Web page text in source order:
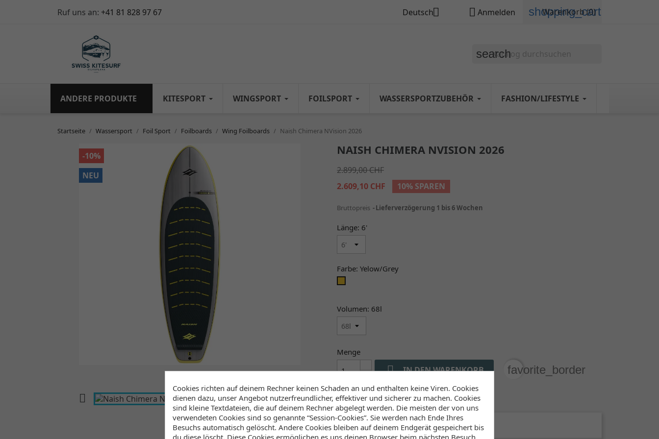
Ruf uns an: +41 81 828 97 67 Deutsch  Anmelden shopping_cart
Warenkorb(0)
search
ANDERE PRODUKTE KITESPORT WINGSPORT FOILSPORT WASSERSPORTZUBEHÖR FASHION/LIFESTYLE
Startseite Wassersport Foil Sport Foilboards Wing Foilboards Naish Chimera NVision 2026
-10%
NEU
 
NAISH CHIMERA NVISION 2026
2.899,00 CHF
2.609,10 CHF
10% SPAREN
Bruttopreis Lieferverzögerung 1 bis 6 Wochen
Länge: 6'
Farbe: Yelow/Grey
Volumen: 68l
Menge
 IN DEN WARENKORB
favorite_border

Bestellen wir dir beim Hersteller
Verfügbarkeit (Lager, Lieferzeiten)
Cookies richten auf deinem Rechner keinen Schaden an und enthalten keine Viren. Cookies
dienen dazu, unser Angebot nutzerfreundlicher, effektiver und sicherer zu machen. Cookies
sind kleine Textdateien, die auf deinem Rechner abgelegt werden. Die meisten der von uns
verwendeten Cookies sind so genannte “Session-Cookies”. Sie werden nach Ende Ihres
Besuchs automatisch gelöscht. Andere Cookies bleiben auf deinem Endgerät gespeichert bis
du diese löscht. Diese Cookies ermöglichen es uns deinen Browser beim nächsten Besuch